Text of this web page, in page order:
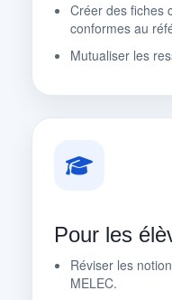
Créer des fiches
conformes au
Mutualiser les
Pour les
Réviser les
MELEC.